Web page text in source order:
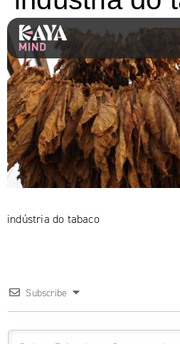
indústria do tabaco
Subscribe